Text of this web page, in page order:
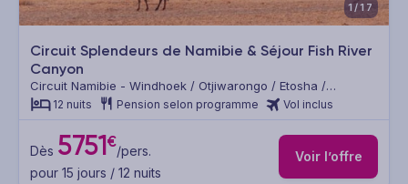
1/17
Circuit Splendeurs de Namibie & Séjour Fish River
Canyon
Circuit Namibie - Windhoek / Otjiwarongo / Etosha /
Twyfelfontein / Swakopmund / Désert du Namib / Mariental /
Lüderitz / Fish River Canyon / Kalahari
12 nuits Pension selon programme Vol inclus
Dès 5751€/pers.
pour 15 jours / 12 nuits
Voir l’offre